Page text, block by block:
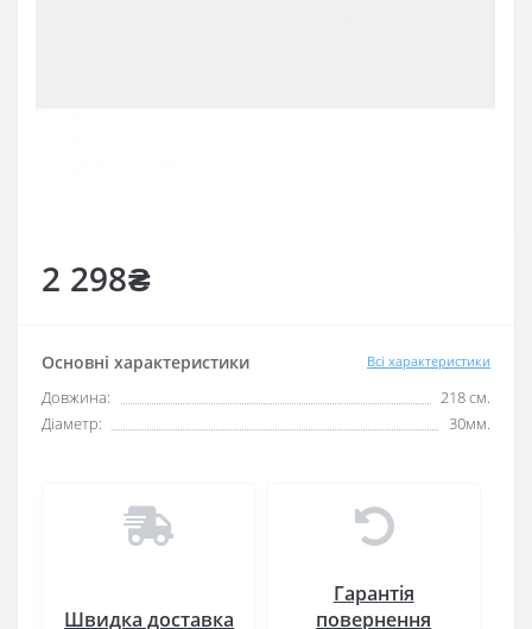
2 298₴
Основні характеристики Всі характеристики
Довжина:
218 см.
Діаметр:
30мм.
Швидка доставка
Гарантія
повернення